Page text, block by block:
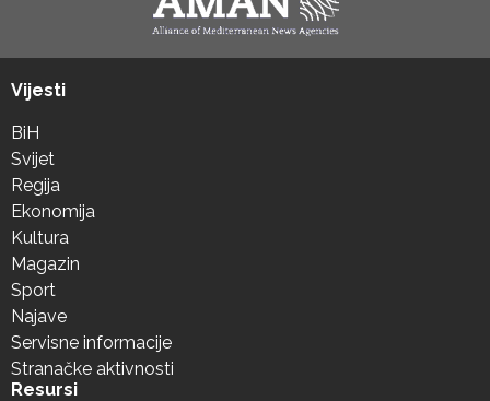
Vijesti
BiH
Svijet
Regija
Ekonomija
Kultura
Magazin
Sport
Najave
Servisne informacije
Stranačke aktivnosti
Resursi